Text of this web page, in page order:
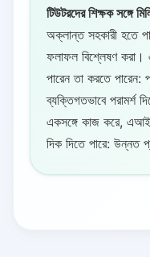
টিউটরদের শিক্ষক সঙ্গে
অক্লান্ত সহকারী হতে
ফলাফল বিশ্লেষণ করা।
পারেন তা করতে পারেন:
ব্যক্তিগতভাবে পরামর্শ
একসঙ্গে কাজ করে, এআই ও
দিক দিতে পারে: উন্নত